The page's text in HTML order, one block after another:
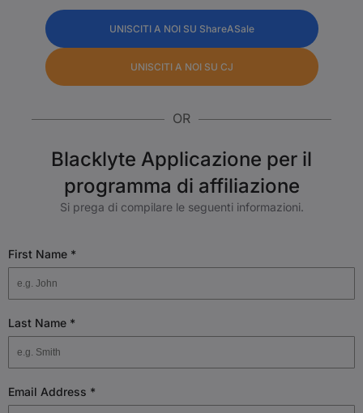
UNISCITI A NOI SU ShareASale
UNISCITI A NOI SU CJ
OR
Blacklyte Applicazione per il
programma di affiliazione
Si prega di compilare le seguenti informazioni.
First Name *
Last Name *
Email Address *